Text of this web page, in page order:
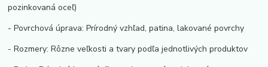
pozinkovaná oceľ)
- Povrchová úprava: Prírodný vzhľad, patina, lakované povrchy
- Rozmery: Rôzne veľkosti a tvary podľa jednotlivých produktov